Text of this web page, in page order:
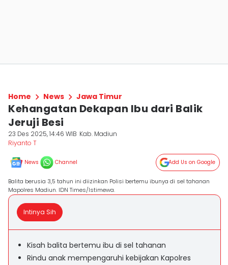
Home News Jawa Timur
Kehangatan Dekapan Ibu dari Balik
Jeruji Besi
23 Des 2025, 14:46 WIB Kab. Madiun
Riyanto T
News Channel Add Us on Google
Balita berusia 3,5 tahun ini diizinkan Polisi bertemu ibunya di sel tahanan
Mapolres Madiun. IDN Times/Istimewa.
Intinya Sih
Kisah balita bertemu ibu di sel tahanan
Rindu anak mempengaruhi kebijakan Kapolres